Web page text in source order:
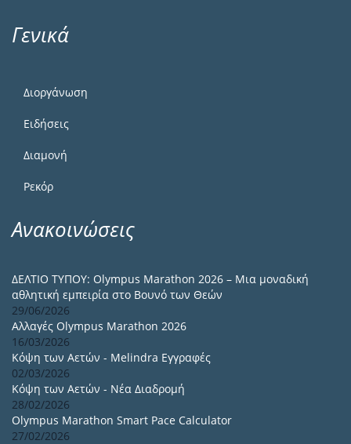
Γενικά
Διοργάνωση
Ειδήσεις
Διαμονή
Ρεκόρ
Ανακοινώσεις
ΔΕΛΤΙΟ ΤΥΠΟΥ: Olympus Marathon 2026 – Μια μοναδική
αθλητική εμπειρία στο Βουνό των Θεών
29/06/2026
Αλλαγές Olympus Marathon 2026
16/03/2026
Κόψη των Αετών - Melindra Εγγραφές
02/03/2026
Κόψη των Αετών - Νέα Διαδρομή
28/02/2026
Olympus Marathon Smart Pace Calculator
27/02/2026